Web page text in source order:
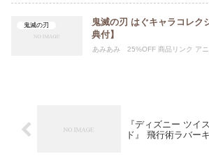
鬼滅の刃
鬼滅の刃 はぐキャラコレク
典付】
あみあみ 25%OFF 商品リンク アニ
『ディズニー ツイ
ド』 飛行術ラバー